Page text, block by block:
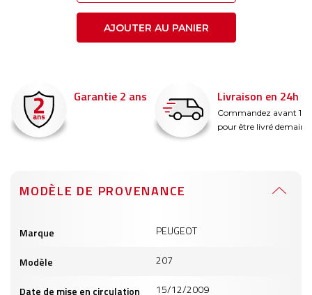
AJOUTER AU PANIER
Garantie 2 ans Livraison en 24h
Commandez avant 14h
pour être livré demain !
MODÈLE DE PROVENANCE
produits
Marque PEUGEOT
Modèle 207
Date de mise en circulation 15/12/2009